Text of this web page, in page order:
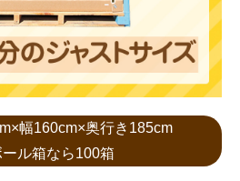
幅160cm×奥行き185cm
ール箱なら100箱